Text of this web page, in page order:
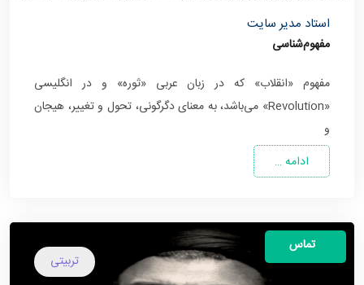
استاد مدیر سایت
مفهوم‌شناسی
مفهوم «انقلاب» که در زبان عربی «ثوره» و در انگلیسی
«Revolution» می‌باشد، به معنای دگرگونی، تحول و تغییر، هیجان
و
ادامه …
تربیتی
تماس